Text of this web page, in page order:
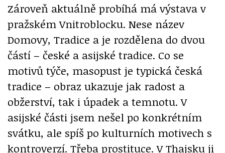
Zároveň aktuálně probíhá má výstava v
pražském Vnitroblocku. Nese název
Domovy, Tradice a je rozdělena do dvou
částí – české a asijské tradice. Co se
motivů týče, masopust je typická česká
tradice – obraz ukazuje jak radost a
obžerství, tak i úpadek a temnotu. V
asijské části jsem nešel po konkrétním
svátku, ale spíš po kulturních motivech s
kontroverzí. Třeba prostituce. V Thajsku ji